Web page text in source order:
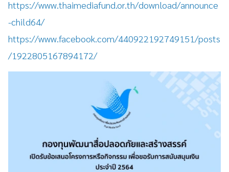
https://www.thaimediafund.or.th/download/announce
-child64/
https://www.facebook.com/440922192749151/posts
/1922805167894172/